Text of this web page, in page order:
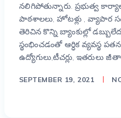
నలిగిపోతున్నారు. ప్రభుత్వ
పాఠశాలలు, హోటళ్లు , వ్యాపార
తెరిచిన కొన్ని బ్యాంకుల్లో
స్థంభించడంతో ఆర్ధిక వ్యవస్థ
ఉద్యోగులు,టీచర్లు, ఇతరులు
SEPTEMBER 19, 2021